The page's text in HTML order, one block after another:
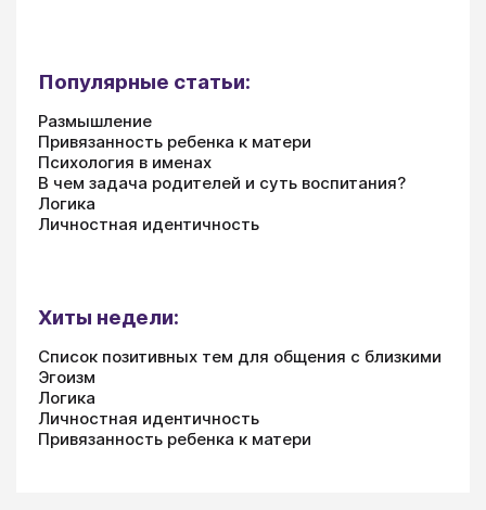
Популярные статьи:
Размышление
Привязанность ребенка к матери
Психология в именах
В чем задача родителей и суть воспитания?
Логика
Личностная идентичность
Хиты недели:
Список позитивных тем для общения с близкими
Эгоизм
Логика
Личностная идентичность
Привязанность ребенка к матери